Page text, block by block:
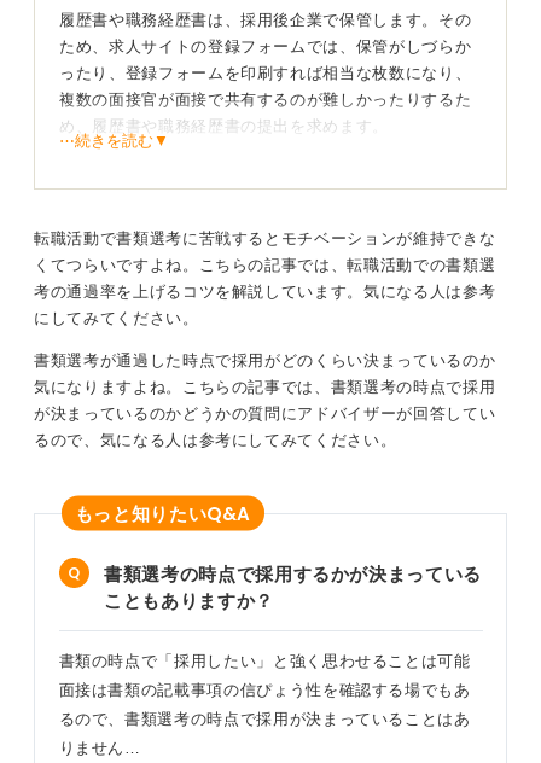
履歴書や職務経歴書は、採用後企業で保管します。その
ため、求人サイトの登録フォームでは、保管がしづらか
ったり、登録フォームを印刷すれば相当な枚数になり、
複数の面接官が面接で共有するのが難しかったりするた
め、履歴書や職務経歴書の提出を求めます。
でなく企業からのスカウトで利用されることもあるの
職務経験をベースに作成している求職者もいます。
面接に進んでいますので、求人サイトに登録されている
情報から、職務経験や職務能力など一定の評価をしてい
のアピールを求めています。こういった理由から、面接
時に、履歴書、職務経歴書の提出を求めます。
新しく作成する際は企業の求める人材に合わせて志
新たに履歴書、職務経歴書を作成する場合は、求人サイ
トに登録されている内容の大幅な修正はすべきではあり
ませんが、企業が求めている人材を見極めて、応募企業
で活かせる職務経験を強調し、応募企業向けの志望動機
も3枚に程度まとめて、読みやすい書類を作成してくださ
い。
0
⋯続きを読む▼
転職活動で書類選考に苦戦するとモチベーションが維持できな
くてつらいですよね。こちらの記事では、転職活動での書類選
考の通過率を上げるコツを解説しています。気になる人は参考
にしてみてください。
書類選考が通過した時点で採用がどのくらい決まっているのか
気になりますよね。こちらの記事では、書類選考の時点で採用
が決まっているのかどうかの質問にアドバイザーが回答してい
るので、気になる人は参考にしてみてください。
もっと知りたいQ&A
書類選考の時点で採用するかが決まっている
こともありますか？
書類の時点で「採用したい」と強く思わせることは可能
面接は書類の記載事項の信ぴょう性を確認する場でもあ
るので、書類選考の時点で採用が決まっていることはあ
りません…